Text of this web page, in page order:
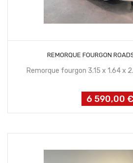
REMORQUE FOURGON
Remorque fourgon 3.15 x 1.64 x
Prix
6 590,00 €